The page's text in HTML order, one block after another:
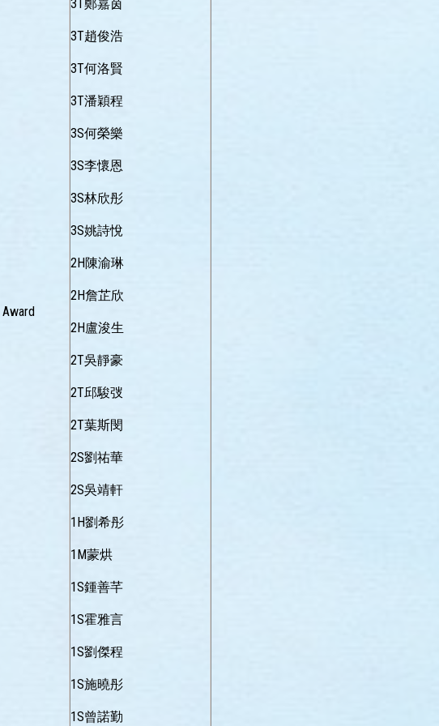
3T鄭嘉茵
3T趙俊浩
3T何洛賢
3T潘穎程
3S何榮樂
3S李懷恩
3S林欣彤
3S姚詩悅
2H陳渝琳
2H詹芷欣
2H盧浚生
2T吳靜豪
2T邱駿弢
2T葉斯閔
2S劉祐華
2S吳靖軒
1H劉希彤
1M蒙烘
1S鍾善芊
1S霍雅言
1S劉傑程
1S施曉彤
1S曾諾勤